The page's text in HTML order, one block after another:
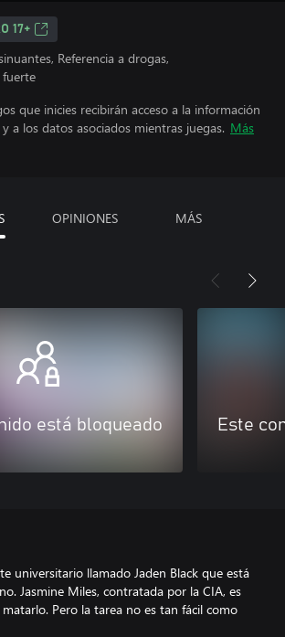
17+
Referencia a drogas,
fuerte
que inicies recibirán acceso a la información
a los datos asociados mientras juegas. Más
OPINIONES MÁS
está bloqueado Este
universitario llamado Jaden Black que está
Jasmine Miles, contratada por la CIA, es
Pero la tarea no es tan fácil como